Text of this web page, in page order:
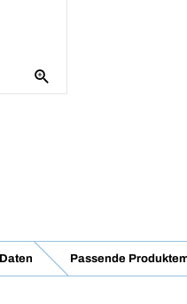
Passende